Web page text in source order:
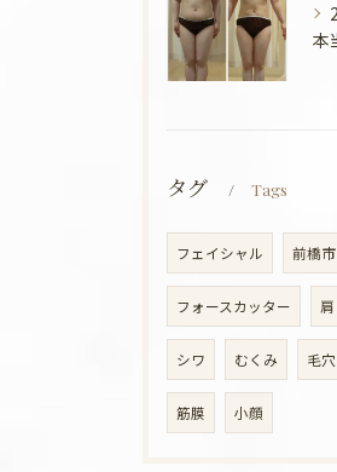
タグ Tags
フェイシャル 前橋市
フォースカッター 肩
シワ むくみ 毛穴
筋膜 小顔